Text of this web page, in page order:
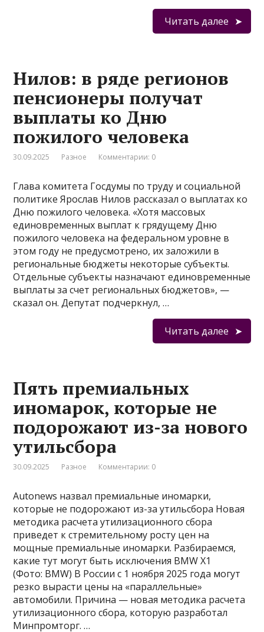
Читать далее
Нилов: в ряде регионов
пенсионеры получат
выплаты ко Дню
пожилого человека
30.09.2025 Разное Комментарии: 0
Глава комитета Госдумы по труду и социальной
политике Ярослав Нилов рассказал о выплатах ко
Дню пожилого человека. «Хотя массовых
единовременных выплат к грядущему Дню
пожилого человека на федеральном уровне в
этом году не предусмотрено, их заложили в
региональные бюджеты некоторые субъекты.
Отдельные субъекты назначают единовременные
выплаты за счет региональных бюджетов», —
сказал он. Депутат подчеркнул, …
Читать далее
Пять премиальных
иномарок, которые не
подорожают из-за нового
утильсбора
30.09.2025 Разное Комментарии: 0
Autonews назвал премиальные иномарки,
которые не подорожают из-за утильсбора Новая
методика расчета утилизационного сбора
приведет к стремительному росту цен на
мощные премиальные иномарки. Разбираемся,
какие тут могут быть исключения BMW X1
(Фото: BMW) В России с 1 ноября 2025 года могут
резко вырасти цены на «параллельные»
автомобили. Причина — новая методика расчета
утилизационного сбора, которую разработал
Минпромторг. …